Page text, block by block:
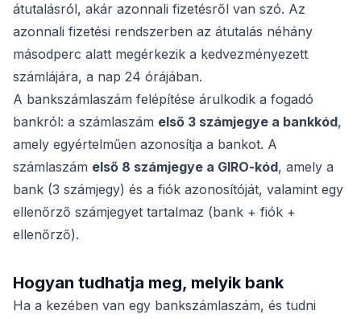
átutalásról, akár azonnali fizetésről van szó. Az
azonnali fizetési rendszerben az átutalás néhány
másodperc alatt megérkezik a kedvezményezett
számlájára, a nap 24 órájában.
A bankszámlaszám felépítése árulkodik a fogadó
bankról: a számlaszám első 3 számjegye a bankkód,
amely egyértelműen azonosítja a bankot. A
számlaszám első 8 számjegye a GIRO-kód, amely a
bank (3 számjegy) és a fiók azonosítóját, valamint egy
ellenőrző számjegyet tartalmaz (bank + fiók +
ellenőrző).
Hogyan tudhatja meg, melyik bank
Ha a kezében van egy bankszámlaszám, és tudni